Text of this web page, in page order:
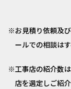
お見積り依頼及
ールでの相談は
工事店の紹介数
店を選定しご紹